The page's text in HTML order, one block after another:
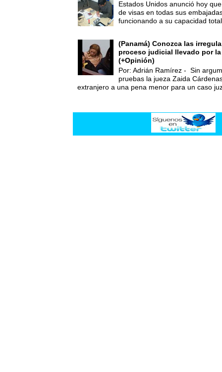
Estados Unidos anunció hoy
de visas en todas sus
funcionando a su capacidad
(Panamá) Conozca las
proceso judicial llevado por
(+Opinión)
Por: Adrián Ramírez - Sin
pruebas la jueza Zaida
extranjero a una pena menor para un caso